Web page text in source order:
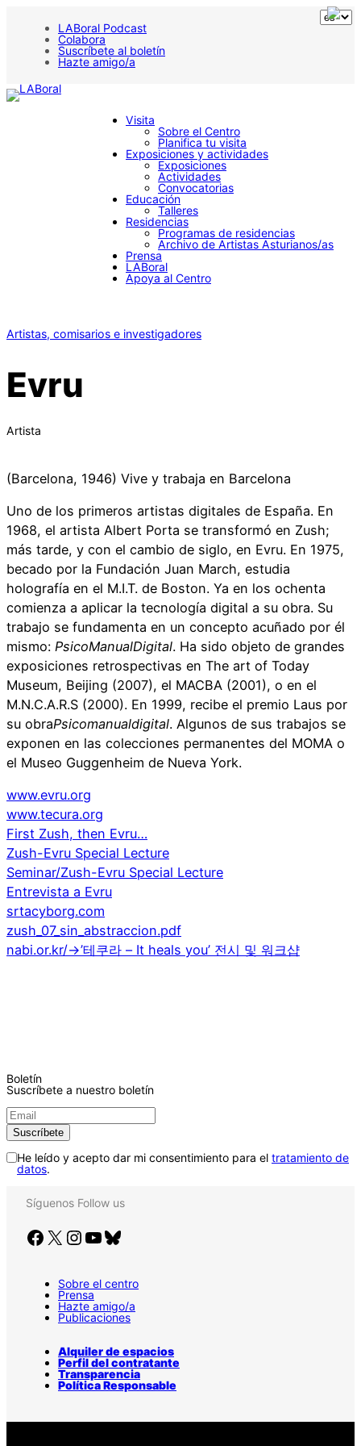
LABoral Podcast
Colabora
Suscríbete al boletín
Hazte amigo/a
Visita
Sobre el Centro
Planifica tu visita
Exposiciones y actividades
Exposiciones
Actividades
Convocatorias
Educación
Talleres
Residencias
Programas de residencias
Archivo de Artistas Asturianos/as
Prensa
LABoral
Apoya al Centro
Artistas, comisarios e investigadores
Evru
Artista
(Barcelona, 1946) Vive y trabaja en Barcelona
Uno de los primeros artistas digitales de España. En
1968, el artista Albert Porta se transformó en Zush;
más tarde, y con el cambio de siglo, en Evru. En 1975,
becado por la Fundación Juan March, estudia
holografía en el M.I.T. de Boston. Ya en los ochenta
comienza a aplicar la tecnología digital a su obra. Su
trabajo se fundamenta en un concepto acuñado por él
mismo: PsicoManualDigital. Ha sido objeto de grandes
exposiciones retrospectivas en The art of Today
Museum, Beijing (2007), el MACBA (2001), o en el
M.N.C.A.R.S (2000). En 1999, recibe el premio Laus por
su obraPsicomanualdigital. Algunos de sus trabajos se
exponen en las colecciones permanentes del MOMA o
el Museo Guggenheim de Nueva York.
www.evru.org
www.tecura.org
First Zush, then Evru…
Zush-Evru Special Lecture
Seminar/Zush-Evru Special Lecture
Entrevista a Evru
srtacyborg.com
zush_07_sin_abstraccion.pdf
nabi.or.kr/->’테쿠라 – It heals you’ 전시 및 워크샵
Boletín
Suscríbete a nuestro boletín
He leído y acepto dar mi consentimiento para el tratamiento de
datos.
Síguenos Follow us
Facebook X Instagram YouTube Bluesky
Sobre el centro
Prensa
Hazte amigo/a
Publicaciones
Alquiler de espacios
Perfil del contratante
Transparencia
Política Responsable